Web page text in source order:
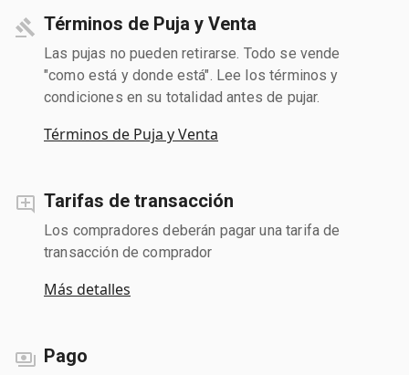
Términos de Puja y Venta
Las pujas no pueden retirarse. Todo se vende
"como está y donde está". Lee los términos y
condiciones en su totalidad antes de pujar.
Términos de Puja y Venta
Tarifas de transacción
Los compradores deberán pagar una tarifa de
transacción de comprador
Más detalles
Pago